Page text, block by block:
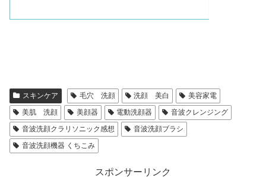
スキンケア 毛穴 洗顔 洗顔 美白
美容家電
美肌 洗顔
美顔器 電動洗顔器
音波クレンジング
音波洗顔クラリソニック感想
音波洗顔ブラシ
音波洗顔機器 くちこみ
スポンサーリンク